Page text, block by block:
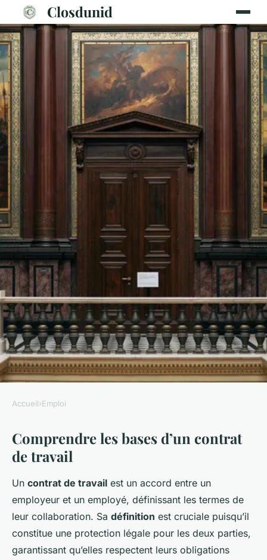
Closdunid
Comment bien lire et
interpréter son contrat de
travail ?
Iris •20 décembre 2024 5 min de lecture
Accueil›Emploi
Comprendre les bases d’un contrat
de travail
Un contrat de travail est un accord entre un
employeur et un employé, définissant les termes de
leur collaboration. Sa définition est cruciale puisqu’il
constitue une protection légale pour les deux parties,
garantissant qu’elles respectent leurs obligations